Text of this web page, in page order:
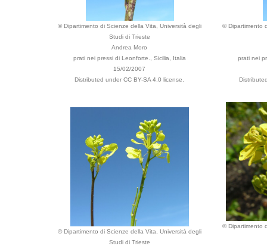
© Dipartimento di Scienze della Vita, Università degli
Studi di Trieste
Andrea Moro
prati nei pressi di Leonforte., Sicilia, Italia
15/02/2007
Distributed under CC BY-SA 4.0 license.
© Dipartimento
prati nei
© Dipartimento di Scienze della Vita, Università degli
Studi di Trieste
© Dipartimento